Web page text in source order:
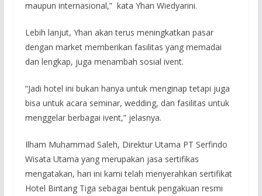
maupun internasional,” kata Yhan Wiedyarini.
Lebih lanjut, Yhan akan terus meningkatkan pasar
dengan market memberikan fasilitas yang memadai
dan lengkap, juga menambah sosial ivent.
“Jadi hotel ini bukan hanya untuk menginap tetapi juga
bisa untuk acara seminar, wedding, dan fasilitas untuk
menggelar berbagai ivent,” jelasnya.
Ilham Muhammad Saleh, Direktur Utama PT Serfindo
Wisata Utama yang merupakan jasa sertifikas
mengatakan, hari ini kami telah menyerahkan sertifikat
Hotel Bintang Tiga sebagai bentuk pengakuan resmi